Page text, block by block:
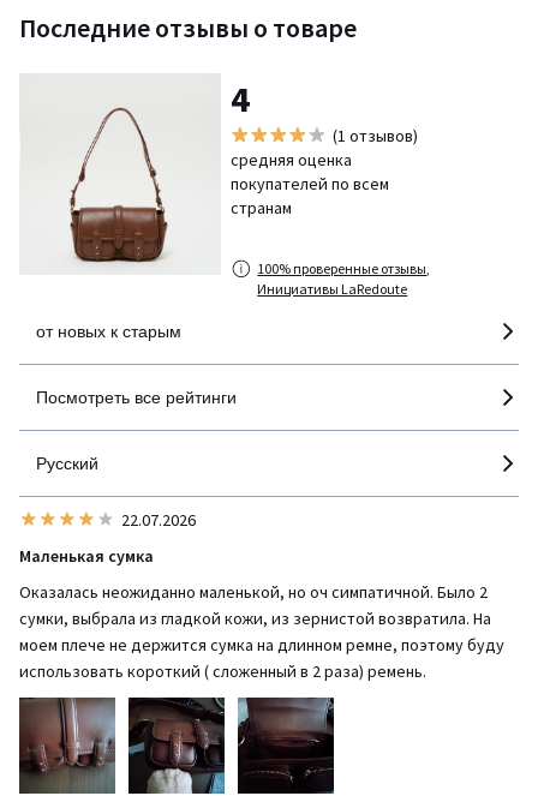
Последние отзывы о товаре
4
(1 отзывов)
средняя оценка
покупателей по всем
странам
100% проверенные отзывы,
Инициативы LaRedoute
от новых к старым
Посмотреть все рейтинги
Русский
22.07.2026
Маленькая сумка
Оказалась неожиданно маленькой, но оч симпатичной. Было 2
сумки, выбрала из гладкой кожи, из зернистой возвратила. На
моем плече не держится сумка на длинном ремне, поэтому буду
использовать короткий ( сложенный в 2 раза) ремень.